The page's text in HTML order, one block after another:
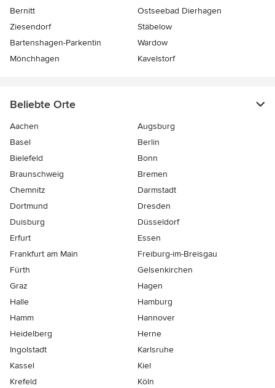
Bernitt
Ostseebad Dierhagen
Ziesendorf
Stäbelow
Bartenshagen-Parkentin
Wardow
Mönchhagen
Kavelstorf
Beliebte Orte
Aachen
Augsburg
Basel
Berlin
Bielefeld
Bonn
Braunschweig
Bremen
Chemnitz
Darmstadt
Dortmund
Dresden
Duisburg
Düsseldorf
Erfurt
Essen
Frankfurt am Main
Freiburg-im-Breisgau
Fürth
Gelsenkirchen
Graz
Hagen
Halle
Hamburg
Hamm
Hannover
Heidelberg
Herne
Ingolstadt
Karlsruhe
Kassel
Kiel
Krefeld
Köln